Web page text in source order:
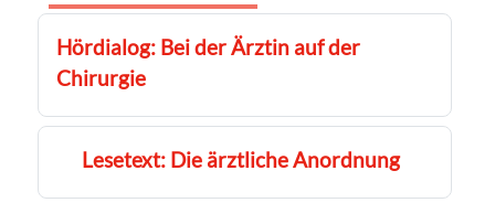
Hördialog: Bei der Ärztin auf der
Chirurgie
Lesetext: Die ärztliche Anordnung